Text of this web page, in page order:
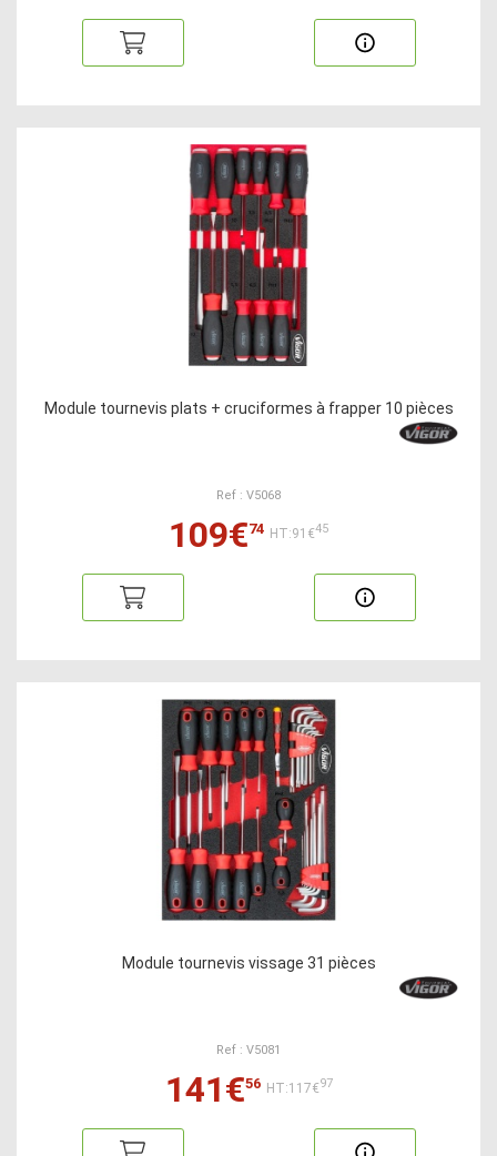
Module tournevis plats + cruciformes à frapper 10 pièces
Ref : V5068
109€74 HT:91€45
Module tournevis vissage 31 pièces
Ref : V5081
141€56 HT:117€97